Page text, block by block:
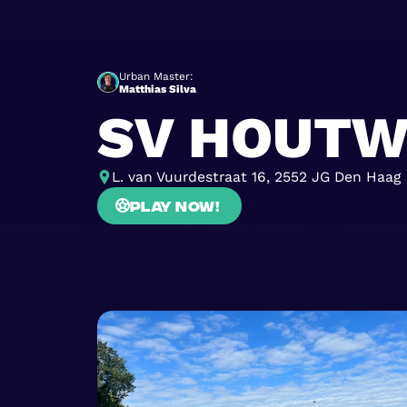
Urban Master:
Matthias Silva
SV
L. van Vuurdestraat 16, 2552 JG Den Haag
Play now!